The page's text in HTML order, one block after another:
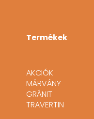
Termékek
AKCIÓK
MÁRVÁNY
GRÁNIT
TRAVERTIN